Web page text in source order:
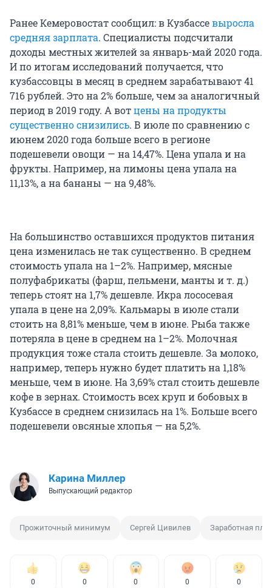
Ранее Кемеровостат сообщил: в Кузбассевыросла
средняя зарплата. Специалисты подсчитали
доходы местных жителей за январь-май 2020 года.
И по итогам исследований получается, что
кузбассовцы в месяц в среднем зарабатывают 41
716 рублей. Это на 2% больше, чем за аналогичный
период в 2019 году. А вотцены на продукты
существенно снизились. В июле по сравнению с
июнем 2020 года больше всего в регионе
подешевели овощи — на 14,47%. Цена упала и на
фрукты. Например, на лимоны цена упала на
11,13%, а на бананы — на 9,48%.
На большинство оставшихся продуктов питания
цена изменилась не так существенно. В среднем
стоимость упала на 1–2%. Например, мясные
полуфабрикаты (фарш, пельмени, манты и т. д.)
теперь стоят на 1,7% дешевле. Икра лососевая
упала в цене на 2,09%. Кальмары в июле стали
стоить на 8,81% меньше, чем в июне. Рыба также
потеряла в цене в среднем на 1–2%. Молочная
продукция тоже стала стоить дешевле. За молоко,
например, теперь нужно будет платить на 1,18%
меньше, чем в июне. На 3,69% стал стоить дешевле
кофе в зернах. Стоимость всех круп и бобовых в
Кузбассе в среднем снизилась на 1%. Больше всего
подешевели овсяные хлопья — на 5,2%.
Карина Миллер
Выпускающий редактор
Прожиточный минимум Сергей Цивилев Заработная
0 0 0 0 0